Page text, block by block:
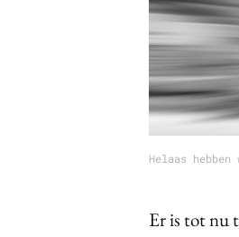
Helaas
Er is tot nu